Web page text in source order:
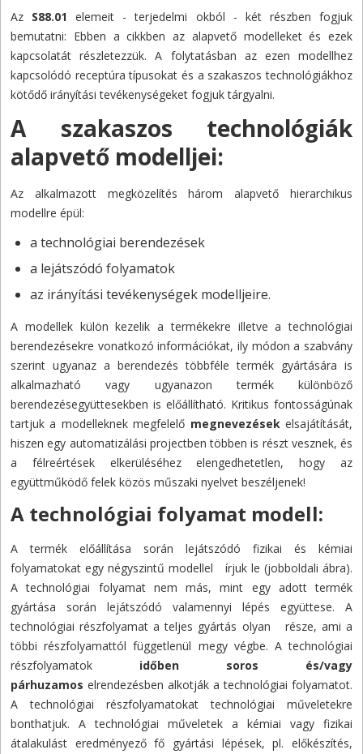
Az S88.01 elemeit - terjedelmi okból - két részben fogjuk
bemutatni: Ebben a cikkben az alapvető modelleket és ezek
kapcsolatát részletezzük. A folytatásban az ezen modellhez
kapcsolódó receptúra típusokat és a szakaszos technológiákhoz
kötődő irányítási tevékenységeket fogjuk tárgyalni.
A szakaszos technológiák
alapvető modelljei:
Az alkalmazott megközelítés három alapvető hierarchikus
modellre épül:
a technológiai berendezések
a lejátszódó folyamatok
az irányítási tevékenységek modelljeire.
A modellek külön kezelik a termékekre illetve a technológiai
berendezésekre vonatkozó információkat, ily módon a szabvány
szerint ugyanaz a berendezés többféle termék gyártására is
alkalmazható vagy ugyanazon termék különböző
berendezésegyüttesekben is előállítható. Kritikus fontosságúnak
tartjuk a modelleknek megfelelő megnevezésekelsajátítását,
hiszen egy automatizálási projectben többen is részt vesznek, és
a félreértések elkerüléséhez elengedhetetlen, hogy az
együttműködő felek közös műszaki nyelvet beszéljenek!
A technológiai folyamat modell:
A termék előállítása során lejátszódó fizikai és kémiai
folyamatokat egy négyszintű modellel írjuk le (jobboldali ábra).
A technológiai folyamat nem más, mint egy adott termék
gyártása során lejátszódó valamennyi lépés együttese. A
technológiai részfolyamat a teljes gyártás olyan része, ami a
többi részfolyamattól függetlenül megy végbe. A technológiai
részfolyamatok időben soros és/vagy
párhuzamos elrendezésben alkotják a technológiai folyamatot.
A technológiai részfolyamatokat technológiai műveletekre
bonthatjuk. A technológiai műveletek a kémiai vagy fizikai
átalakulást eredményező fő gyártási lépések, pl. előkészítés,